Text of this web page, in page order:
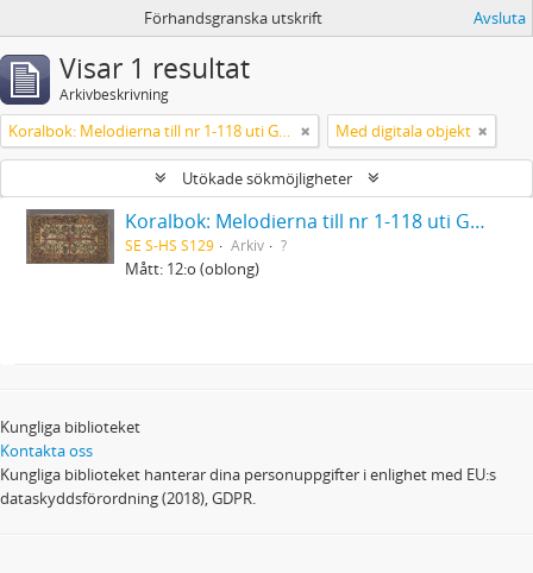
Förhandsgranska utskrift Avsluta
Visar 1 resultat
Arkivbeskrivning
Koralbok: Melodierna till nr 1-118 uti Gamla Psalmboken, enstämmigt satta Med digitala objekt
Utökade sökmöjligheter
Koralbok: Melodierna till nr 1-118 uti Gamla Psalmboken, enstämmigt satta
SE S-HS S129 Arkiv ?
Mått: 12:o (oblong)
Kungliga biblioteket
Kontakta oss
Kungliga biblioteket hanterar dina personuppgifter i enlighet med EU:s
dataskyddsförordning (2018), GDPR.